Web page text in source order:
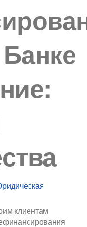
клиентам